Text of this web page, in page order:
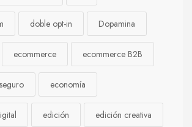
doble opt-in Dopamina
ecommerce ecommerce B2B
economía
edición edición creativa